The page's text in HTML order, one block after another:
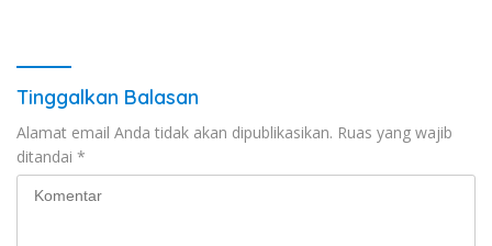
Tinggalkan Balasan
Alamat email Anda tidak akan dipublikasikan. Ruas yang wajib
ditandai *